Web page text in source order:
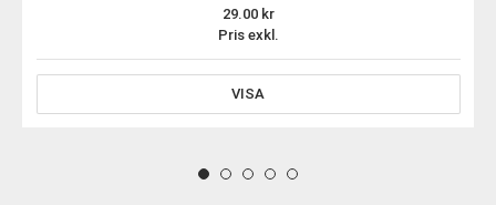
Pris exkl.
29.00
VISA